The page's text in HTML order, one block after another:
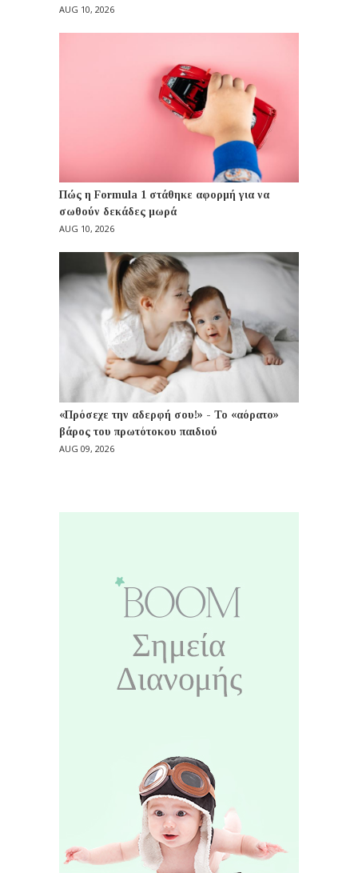
AUG 10, 2026
Πώς η Formula 1 στάθηκε αφορμή για να
σωθούν δεκάδες μωρά
AUG 10, 2026
«Πρόσεχε την αδερφή σου!» - Το «αόρατο»
βάρος του πρωτότοκου παιδιού
AUG 09, 2026